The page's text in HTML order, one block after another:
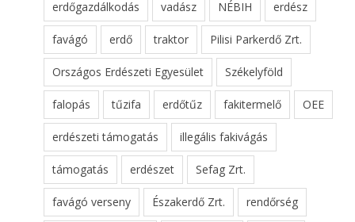
erdőgazdálkodás vadász NÉBIH erdész
favágó erdő traktor Pilisi Parkerdő Zrt.
Országos Erdészeti Egyesület Székelyföld
falopás tűzifa erdőtűz fakitermelő OEE
erdészeti támogatás illegális fakivágás
támogatás erdészet Sefag Zrt.
favágó verseny Északerdő Zrt. rendőrség